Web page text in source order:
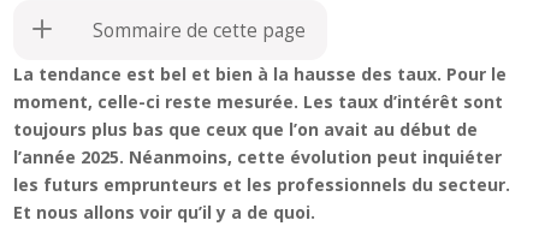
Sommaire de cette page
La tendance est bel et bien à la hausse des taux. Pour le
moment, celle-ci reste mesurée. Les taux d’intérêt sont
toujours plus bas que ceux que l’on avait au début de
l’année 2025. Néanmoins, cette évolution peut inquiéter
les futurs emprunteurs et les professionnels du secteur.
Et nous allons voir qu’il y a de quoi.